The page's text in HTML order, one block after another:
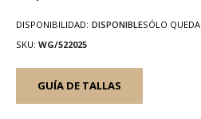
DISPONIBILIDAD: DISPONIBLESÓLO QUEDA
SKU WG/522025
GUÍA DE TALLAS